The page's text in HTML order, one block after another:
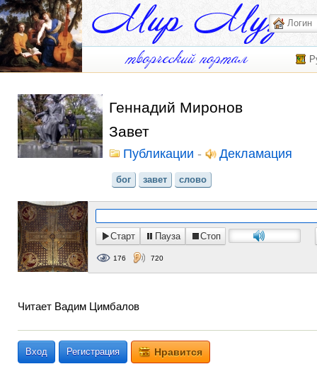
Геннадий Миронов
Завет
Публикации - Декламация
бог завет слово
Старт Пауза Стоп
176 720
Читает Вадим Цимбалов
Вход Регистрация Нравится